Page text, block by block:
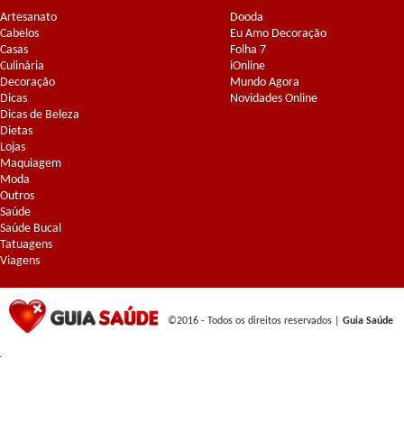
Artesanato
Cabelos
Casas
Culinária
Decoração
Dicas
Dicas de Beleza
Dietas
Lojas
Maquiagem
Moda
Outros
Saúde
Saúde Bucal
Tatuagens
Viagens
Dooda
Eu Amo Decoração
Folha 7
iOnline
Mundo Agora
Novidades Online
©2016 - Todos os direitos reservados | Guia Saúde